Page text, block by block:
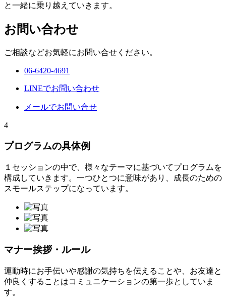
と一緒に乗り越えていきます。
お問い合わせ
ご相談などお気軽にお問い合せください。
06-6420-4691
LINEでお問い合わせ
メールでお問い合せ
4
プログラムの具体例
１セッションの中で、様々なテーマに基づいてプログラムを
構成していきます。一つひとつに意味があり、成長のための
スモールステップになっています。
マナー挨拶・ルール
運動時にお手伝いや感謝の気持ちを伝えることや、お友達と
仲良くすることはコミュニケーションの第一歩としていま
す。